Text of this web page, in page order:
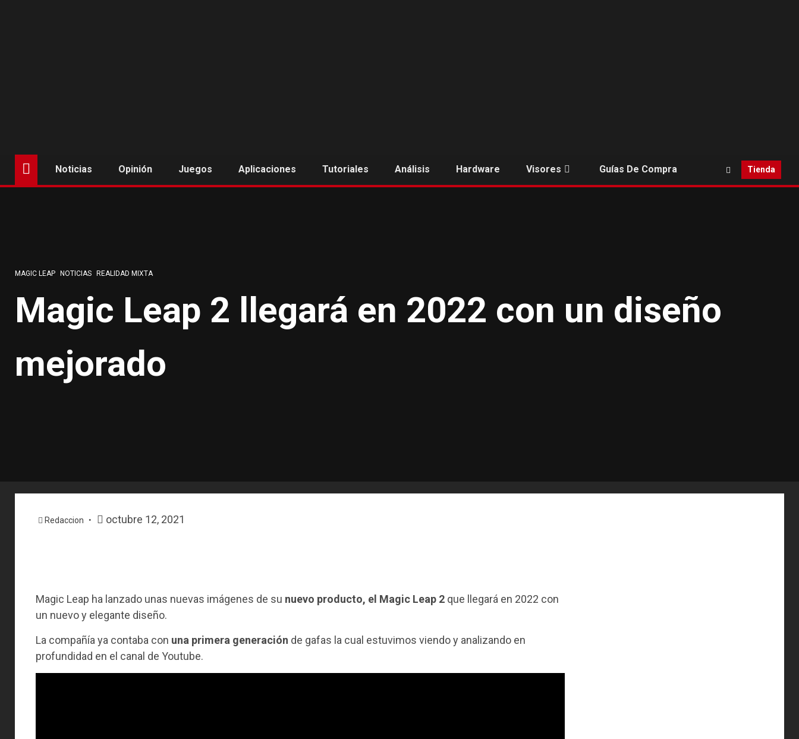
Noticias Opinión Juegos Aplicaciones Tutoriales Análisis Hardware Visores Guías De Compra Tienda
MAGIC LEAP NOTICIAS REALIDAD MIXTA
Magic Leap 2 llegará en 2022 con un diseño
mejorado
Redaccion octubre 12, 2021
Magic Leap ha lanzado unas nuevas imágenes de su nuevo producto, el Magic Leap 2 que llegará en 2022 con
un nuevo y elegante diseño.
La compañía ya contaba con una primera generación de gafas la cual estuvimos viendo y analizando en
profundidad en el canal de Youtube.